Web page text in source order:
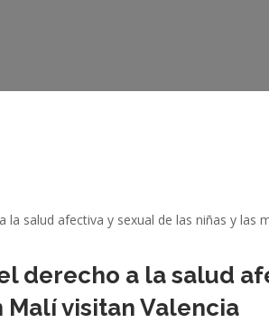
derecho a la salud
Malí visitan Valencia